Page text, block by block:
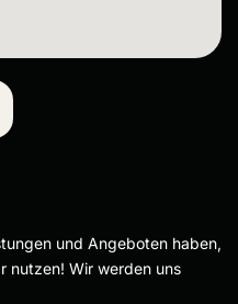
und Angeboten haben,
nutzen! Wir werden uns